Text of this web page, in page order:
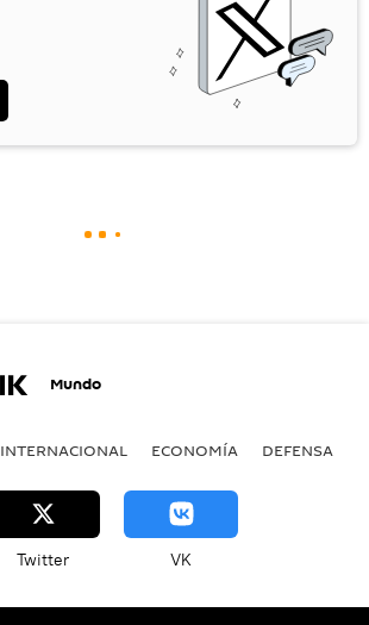
Mundo
INTERNACIONAL ECONOMÍA DEFENSA
Twitter VK